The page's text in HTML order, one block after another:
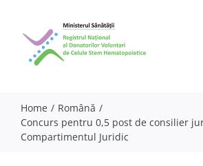
content
Despre noi
Home
Română
Concurs pentru 0,5 post de consilier
Compartimentul Juridic